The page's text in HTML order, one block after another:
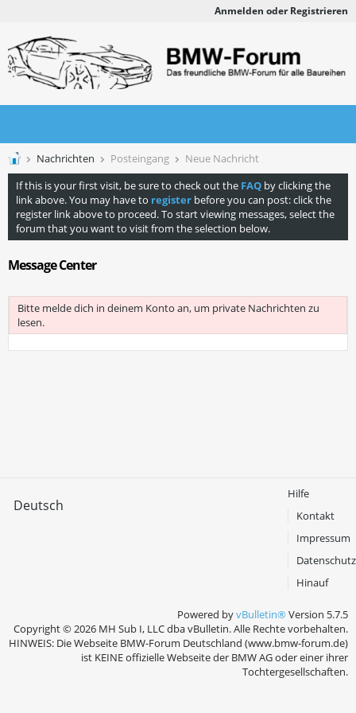
Anmelden oder Registrieren
Nachrichten Posteingang
Neue Nachricht
If this is your first visit, be sure to check out the FAQ by clicking the
link above. You may have to register before you can post: click the
register link above to proceed. To start viewing messages, select the
forum that you want to visit from the selection below.
Message Center
Bitte melde dich in deinem Konto an, um private Nachrichten zu
lesen.
Deutsch
Hilfe
Kontakt
Impressum
Datenschutz
Hinauf
Powered byvBulletin®Version 5.7.5
Copyright © 2026 MH Sub I, LLC dba vBulletin. Alle Rechte vorbehalten.
HINWEIS: Die Webseite BMW-Forum Deutschland (www.bmw-forum.de)
ist KEINE offizielle Webseite der BMW AG oder einer ihrer
Tochtergesellschaften.